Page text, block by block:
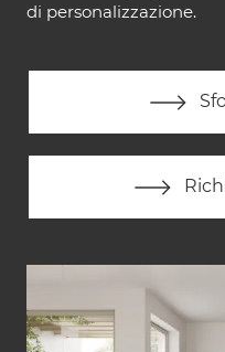
di personalizzazione.